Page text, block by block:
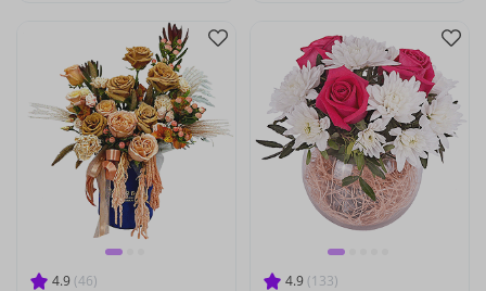
4.9 (46) 4.9 (133)